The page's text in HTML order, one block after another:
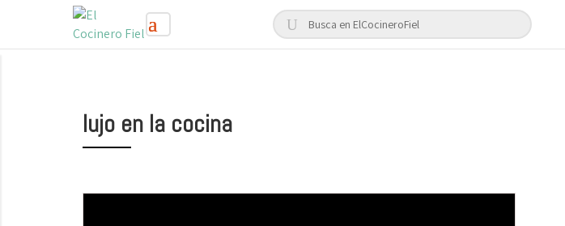
lujo en la cocina